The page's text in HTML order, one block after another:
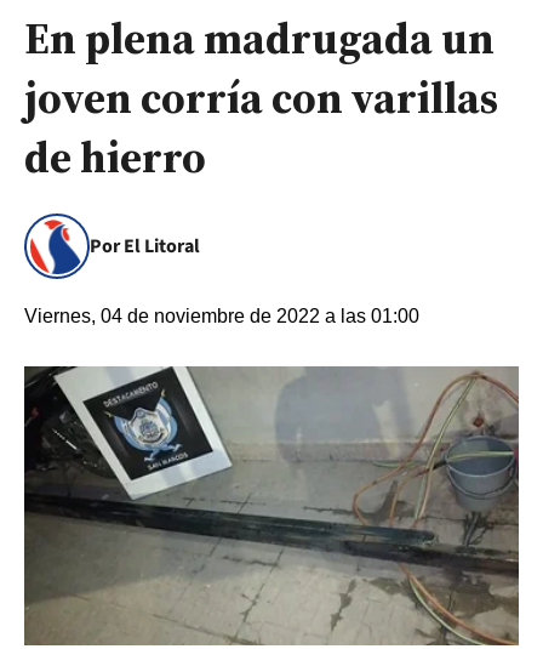
En plena madrugada un
joven corría con varillas
de hierro
Por El Litoral
Viernes, 04 de noviembre de 2022 a las 01:00